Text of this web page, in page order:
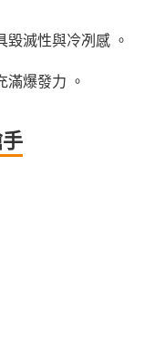
毀滅性與冷冽感 。
滿爆發力 。